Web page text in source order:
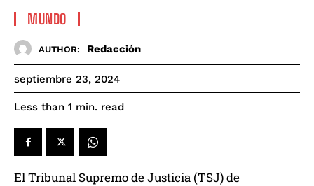
MUNDO
AUTHOR: Redacción
septiembre 23, 2024
Less than 1 min. read
El Tribunal Supremo de Justicia (TSJ) de